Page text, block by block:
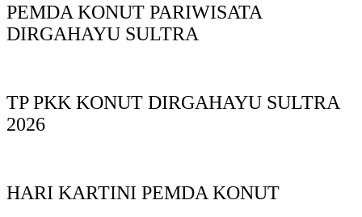
PEMDA KONUT PARIWISATA
DIRGAHAYU SULTRA
TP PKK KONUT DIRGAHAYU SULTRA
2026
HARI KARTINI PEMDA KONUT